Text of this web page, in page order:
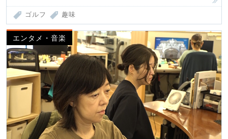
ゴルフ 趣味
エンタメ・音楽